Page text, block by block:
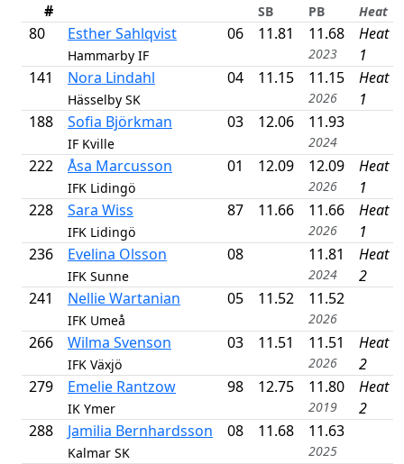
# SB PB Heat
80 Esther Sahlqvist
Hammarby IF
06 11.81 11.68
2023
Heat
1
141
Nora Lindahl
Hässelby SK
04 11.15 11.15
2026
Heat
1
188
Sofia Björkman
IF Kville
03 12.06 11.93
2024
222 Åsa Marcusson
IFK Lidingö
01 12.09 12.09
2026
Heat
1
228
Sara Wiss
IFK Lidingö
87 11.66 11.66
2026
Heat
1
236
Evelina Olsson
IFK Sunne
08 11.81
2024
Heat
2
241
Nellie Wartanian
IFK Umeå
05 11.52 11.52
2026
266 Wilma Svenson
IFK Växjö
03 11.51 11.51
2026
Heat
2
279
Emelie Rantzow
IK Ymer
98 12.75 11.80
2019
Heat
2
288
Jamilia Bernhardsson
Kalmar SK
08 11.68 11.63
2025